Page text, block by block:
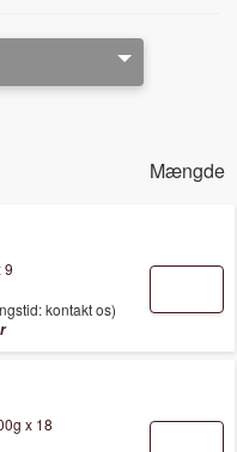
Mængde
9
kontakt os)
x 18